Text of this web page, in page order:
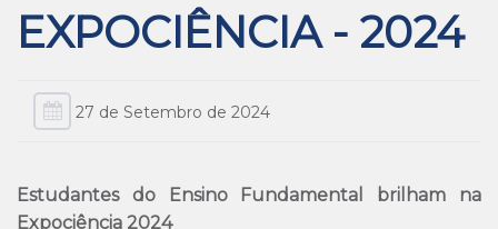
EXPOCIÊNCIA - 2024
27 de Setembro de 2024
Estudantes do Ensino Fundamental brilham na
Expociência 2024